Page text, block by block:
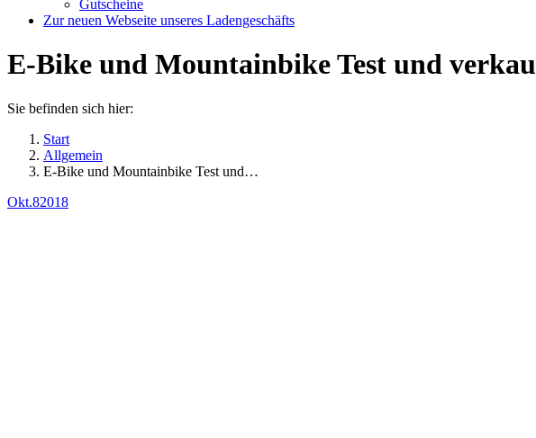
Gutscheine
Zur neuen Webseite unseres Ladengeschäfts
E-Bike und Mountainbike Test und
Sie befinden sich hier:
Start
Allgemein
E-Bike und Mountainbike Test und…
Okt.82018